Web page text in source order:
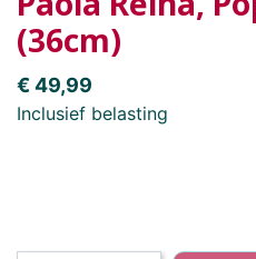
(36cm)
€ 49,99
Inclusief belasting